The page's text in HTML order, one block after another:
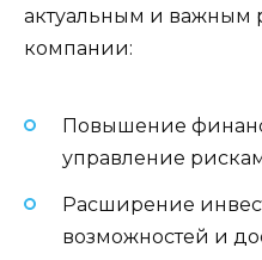
актуальным и важным
компании:
Повышение
управление
Расширение
возможностей и